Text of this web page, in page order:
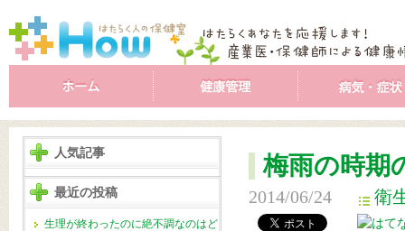
人気記事
最近の投稿
生理が終わったのに絶不調なのはど
梅雨の時期
2014/06/24 衛